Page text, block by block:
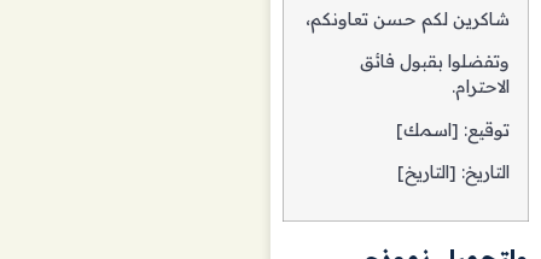
شاكرين لكم حسن تعاونكم،
وتفضلوا بقبول فائق
الاحترام.
توقيع: [اسمك]
التاريخ: [التاريخ]